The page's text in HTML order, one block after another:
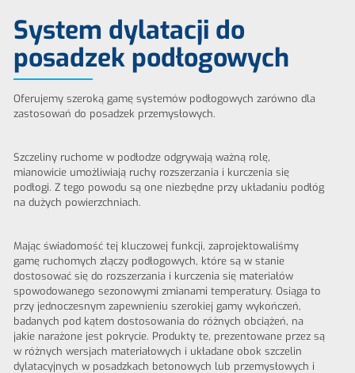
System dylatacji do
posadzek podłogowych
Oferujemy szeroką gamę systemów podłogowych zarówno dla
zastosowań do posadzek przemysłowych.
Szczeliny ruchome w podłodze odgrywają ważną rolę,
mianowicie umożliwiają ruchy rozszerzania i kurczenia się
podłogi. Z tego powodu są one niezbędne przy układaniu podłóg
na dużych powierzchniach.
Mając świadomość tej kluczowej funkcji, zaprojektowaliśmy
gamę ruchomych złączy podłogowych, które są w stanie
dostosować się do rozszerzania i kurczenia się materiałów
spowodowanego sezonowymi zmianami temperatury. Osiąga to
przy jednoczesnym zapewnieniu szerokiej gamy wykończeń,
badanych pod kątem dostosowania do różnych obciążeń, na
jakie narażone jest pokrycie. Produkty te, prezentowane przez są
w różnych wersjach materiałowych i układane obok szczelin
dylatacyjnych w posadzkach betonowych lub przemysłowych i